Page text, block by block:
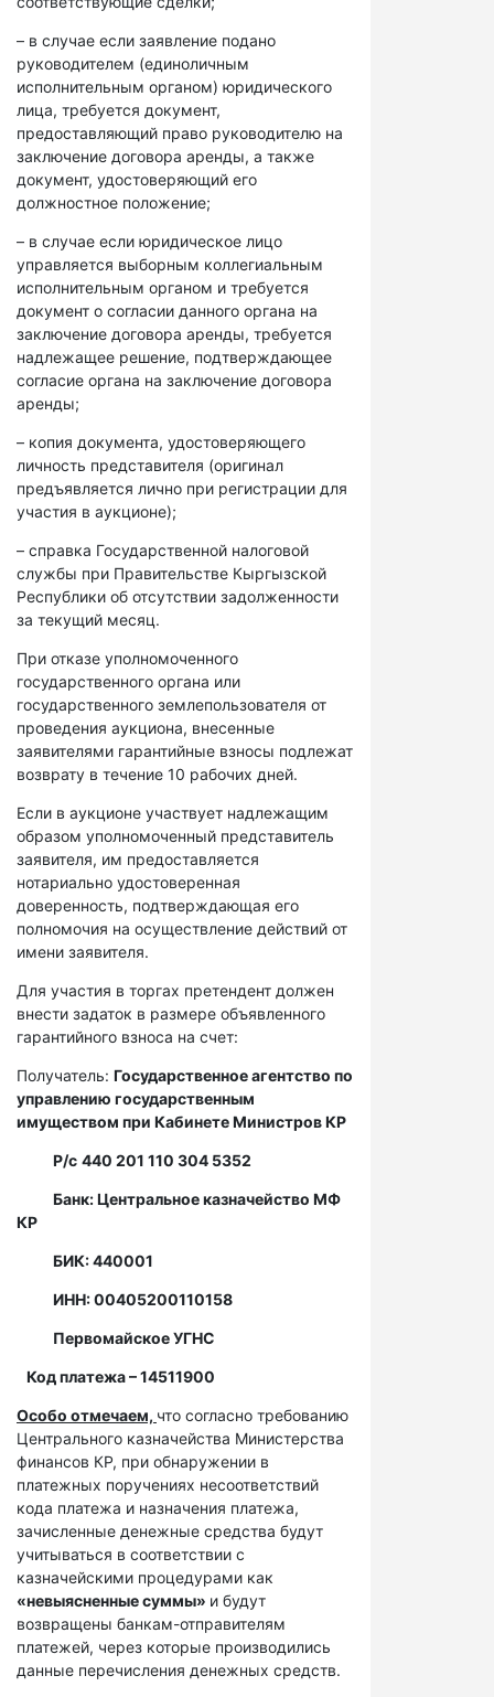
– в случае если заявление подано
руководителем (единоличным
исполнительным органом) юридического
лица, требуется документ,
предоставляющий право руководителю на
заключение договора аренды, а также
документ, удостоверяющий его
должностное положение;
– в случае если юридическое лицо
управляется выборным коллегиальным
исполнительным органом и требуется
документ о согласии данного органа на
заключение договора аренды, требуется
надлежащее решение, подтверждающее
согласие органа на заключение договора
аренды;
– копия документа, удостоверяющего
личность представителя (оригинал
предъявляется лично при регистрации для
участия в аукционе);
– справка Государственной налоговой
службы при Правительстве Кыргызской
Республики об отсутствии задолженности
за текущий месяц.
При отказе уполномоченного
государственного органа или
государственного землепользователя от
проведения аукциона, внесенные
заявителями гарантийные взносы подлежат
возврату в течение 10 рабочих дней.
Если в аукционе участвует надлежащим
образом уполномоченный представитель
заявителя, им предоставляется
нотариально удостоверенная
доверенность, подтверждающая его
полномочия на осуществление действий от
имени заявителя.
Для участия в торгах претендент должен
внести задаток в размере объявленного
гарантийного взноса на счет:
Получатель: Государственное агентство по
управлению государственным
имуществом при Кабинете Министров КР
Р/с 440 201 110 304 5352
Банк: Центральное казначейство МФ
КР
БИК: 440001
ИНН: 00405200110158
Первомайское УГНС
Код платежа – 14511900
Особо отмечаем, что согласно требованию
Центрального казначейства Министерства
финансов КР, при обнаружении в
платежных поручениях несоответствий
кода платежа и назначения платежа,
зачисленные денежные средства будут
учитываться в соответствии с
казначейскими процедурами как
«невыясненные суммы» и будут
возвращены банкам-отправителям
платежей, через которые производились
данные перечисления денежных средств.